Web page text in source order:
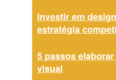
Investir em
estratégia
5 passos
visual